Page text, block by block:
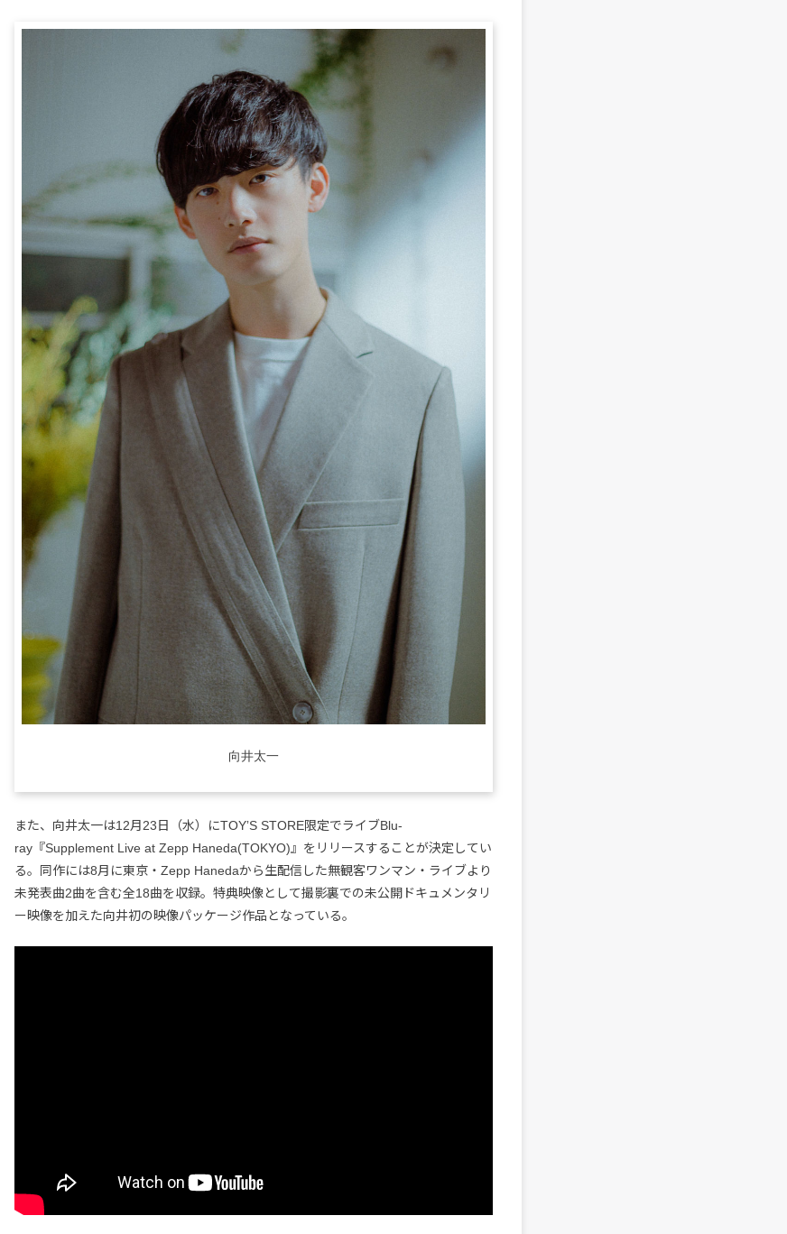
向井太一
また、向井太一は12月23日（水）にTOYʼS STORE限定でライブBlu-
ray『Supplement Live at Zepp Haneda(TOKYO)』をリリースすることが決定してい
る。同作には8月に東京・Zepp Hanedaから生配信した無観客ワンマン・ライブより
未発表曲2曲を含む全18曲を収録。特典映像として撮影裏での未公開ドキュメンタリ
ー映像を加えた向井初の映像パッケージ作品となっている。